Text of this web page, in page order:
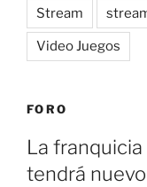
Stream
Video Juegos
FORO
La
tendrá